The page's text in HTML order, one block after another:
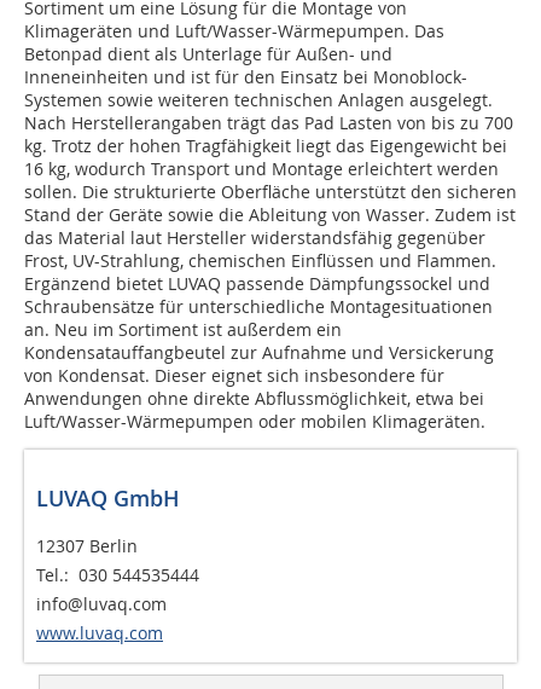
Sortiment um eine Lösung für die Montage von
Klimageräten und Luft/Wasser-Wärmepumpen. Das
Betonpad dient als Unterlage für Außen- und
Inneneinheiten und ist für den Einsatz bei Monoblock-
Systemen sowie weiteren technischen Anlagen ausgelegt.
Nach Herstellerangaben trägt das Pad Lasten von bis zu 700
kg. Trotz der hohen Tragfähigkeit liegt das Eigengewicht bei
16 kg, wodurch Transport und Montage erleichtert werden
sollen. Die strukturierte Oberfläche unterstützt den sicheren
Stand der Geräte sowie die Ableitung von Wasser. Zudem ist
das Material laut Hersteller widerstandsfähig gegenüber
Frost, UV-Strahlung, chemischen Einflüssen und Flammen.
Ergänzend bietet LUVAQ passende Dämpfungssockel und
Schraubensätze für unterschiedliche Montagesituationen
an. Neu im Sortiment ist außerdem ein
Kondensatauffangbeutel zur Aufnahme und Versickerung
von Kondensat. Dieser eignet sich insbesondere für
Anwendungen ohne direkte Abflussmöglichkeit, etwa bei
Luft/Wasser-Wärmepumpen oder mobilen Klimageräten.
LUVAQ GmbH
12307 Berlin
Tel.: 030 544535444
info@luvaq.com
www.luvaq.com